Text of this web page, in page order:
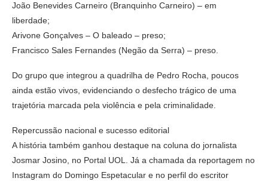
João Benevides Carneiro (Branquinho Carneiro) – em
liberdade;
Arivone Gonçalves – O baleado – preso;
Francisco Sales Fernandes (Negão da Serra) – preso.
Do grupo que integrou a quadrilha de Pedro Rocha, poucos
ainda estão vivos, evidenciando o desfecho trágico de uma
trajetória marcada pela violência e pela criminalidade.
Repercussão nacional e sucesso editorial
A história também ganhou destaque na coluna do jornalista
Josmar Josino, no Portal UOL. Já a chamada da reportagem no
Instagram do Domingo Espetacular e no perfil do escritor